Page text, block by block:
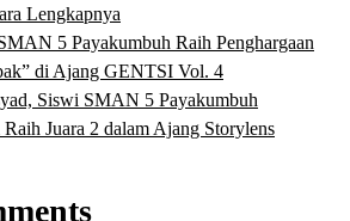
Lengkapnya
5 Payakumbuh Raih Penghargaan
di Ajang GENTSI Vol. 4
Siswi SMAN 5 Payakumbuh
Juara 2 dalam Ajang Storylens